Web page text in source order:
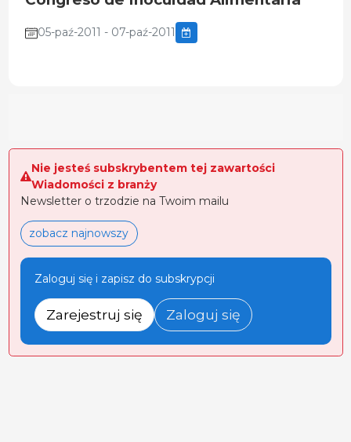
05-paź-2011 - 07-paź-2011
Nie jesteś subskrybentem tej zawartości
Wiadomości z branży
Newsletter o trzodzie na Twoim mailu
zobacz najnowszy
Zaloguj się i zapisz do subskrypcji
Zarejestruj się Zaloguj się